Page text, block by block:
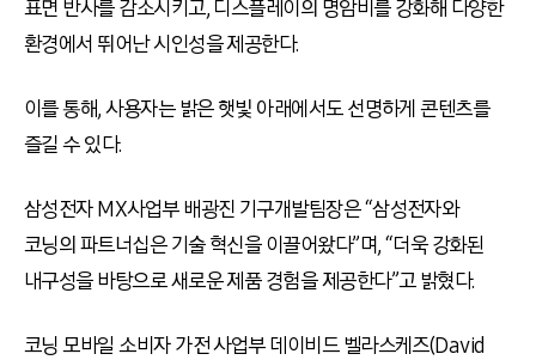
표면 반사를 감소시키고, 디스플레이의 명암비를 강화해 다양한
환경에서 뛰어난 시인성을 제공한다.
이를 통해, 사용자는 밝은 햇빛 아래에서도 선명하게 콘텐츠를
즐길 수 있다.
삼성전자 MX사업부 배광진 기구개발팀장은 “삼성전자와
코닝의 파트너십은 기술 혁신을 이끌어왔다”며, “더욱 강화된
내구성을 바탕으로 새로운 제품 경험을 제공한다”고 밝혔다.
코닝 모바일 소비자 가전 사업부 데이비드 벨라스케즈(David